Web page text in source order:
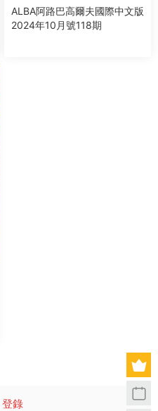
ALBA阿路巴高爾夫國際中文版
2024年10月號118期
登錄